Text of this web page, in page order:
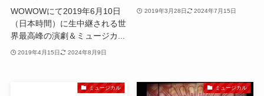
WOWOWにて2019年6月10日
（日本時間）に生中継される世
界最高峰の演劇＆ミュージカ...
2019年4月15日 2024年8月9日
2019年3月28日 2024年7月15日
ミュージカル ミュージカル